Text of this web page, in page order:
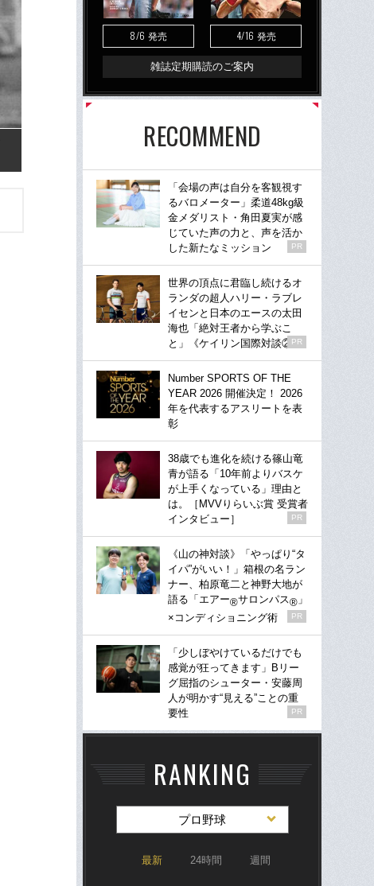
8/6 発売 4/16 発売
雑誌定期購読のご案内
RECOMMEND
「会場の声は自分を客観視す
るバロメーター」柔道48kg級
金メダリスト・角田夏実が感
じていた声の力と、声を活か
した新たなミッション
PR
世界の頂点に君臨し続けるオ
ランダの超人ハリー・ラブレ
イセンと日本のエースの太田
海也「絶対王者から学ぶこ
と」《ケイリン国際対談②》
PR
Number SPORTS OF THE
YEAR 2026 開催決定！ 2026
年を代表するアスリートを表
彰
38歳でも進化を続ける篠山竜
青が語る「10年前よりバスケ
が上手くなっている」理由と
は。［MVVりらいぶ賞 受賞者
インタビュー］
PR
《山の神対談》「やっぱり“タ
イパ”がいい！」箱根の名ラン
ナー、柏原竜二と神野大地が
語る「エアー®サロンパス® 」
×コンディショニング術
PR
「少しぼやけているだけでも
感覚が狂ってきます」Bリー
グ屈指のシューター・安藤周
人が明かす“見える”ことの重
要性
PR
RANKING
プロ野球
最新 24時間 週間